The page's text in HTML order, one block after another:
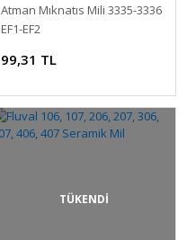
Atman Mıknatıs Mili 3335-3336
EF1-EF2
99,31 TL
TÜKENDİ